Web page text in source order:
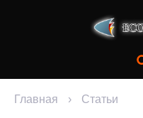
Главная › Статьи